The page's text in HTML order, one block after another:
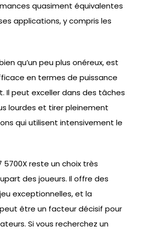
quasiment équivalentes
applications, y compris les
qu’un peu plus onéreux, est
en termes de puissance
Il peut exceller dans des tâches
lourdes et tirer pleinement
qui utilisent intensivement le
5700X reste un choix très
des joueurs. Il offre des
exceptionnelles, et la
être un facteur décisif pour
Si vous recherchez un